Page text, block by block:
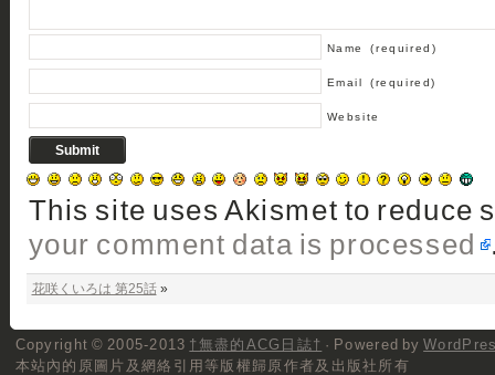
Name (required)
Email (required)
Website
This site uses Akismet to reduce
your comment data is processed
花咲くいろは 第25話»
Copyright © 2005-2013 †無盡的ACG日誌† · Powered by
本站內的原圖片及網絡引用等版權歸原作者及出版社所有